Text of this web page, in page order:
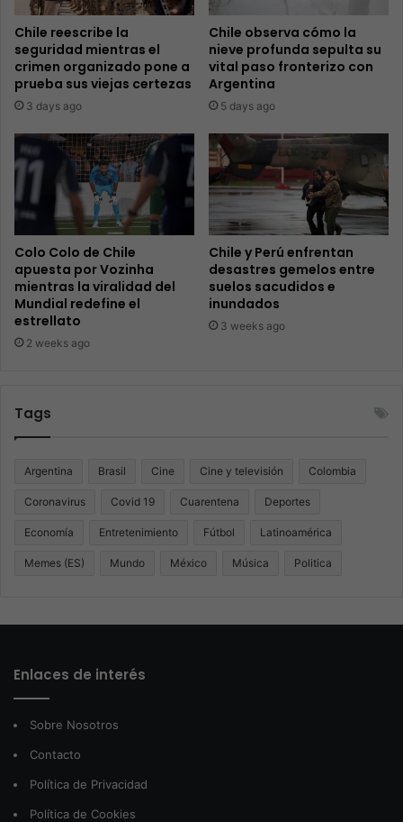
Chile reescribe la
seguridad mientras el
crimen organizado pone a
prueba sus viejas certezas
3 days ago
Chile observa cómo la
nieve profunda sepulta su
vital paso fronterizo con
Argentina
5 days ago
Colo Colo de Chile
apuesta por Vozinha
mientras la viralidad del
Mundial redefine el
estrellato
2 weeks ago
Chile y Perú enfrentan
desastres gemelos entre
suelos sacudidos e
inundados
3 weeks ago
Tags
Argentina Brasil Cine Cine y televisión Colombia
Coronavirus Covid 19 Cuarentena Deportes
Economía Entretenimiento Fútbol Latinoamérica
Memes (ES) Mundo México Música Politica
Enlaces de interés
Sobre Nosotros
Contacto
Política de Privacidad
Política de Cookies